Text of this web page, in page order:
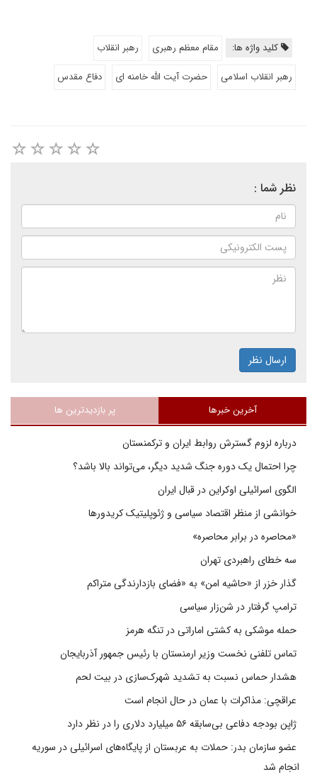
کلید واژه ها: مقام معظم رهبری
رهبر انقلاب
رهبر انقلاب اسلامی
حضرت آیت الله خامنه ای دفاع مقدس
نظر شما :
ارسال نظر
آخرین خبرها پر بازدیدترین ها
درباره لزوم گسترش روابط ایران و ترکمنستان
چرا احتمال یک دوره جنگ شدید دیگر، می‌تواند بالا باشد؟
الگوی اسرائیلی اوکراین در قبال ایران
خوانشی از منظر اقتصاد سیاسی و ژئوپلیتیک کریدورها
«محاصره در برابر محاصره»
سه خطای راهبردی تهران
گذار خزر از «حاشیه امن» به «فضای بازدارندگی متراکم
ترامپ گرفتار در شن‌زار سیاسی
حمله موشکی به کشتی اماراتی در تنگه هرمز
تماس تلفنی نخست وزیر ارمنستان با رئیس جمهور آذربایجان
هشدار حماس نسبت به تشدید شهرک‌سازی در بیت‌ لحم
عراقچی: مذاکرات با عمان در حال انجام است
ژاپن بودجه دفاعی بی‌سابقه ۵۶ میلیارد دلاری را در نظر دارد
عضو سازمان بدر: حملات به عربستان از پایگاه‌های اسرائیلی در سوریه
انجام شد